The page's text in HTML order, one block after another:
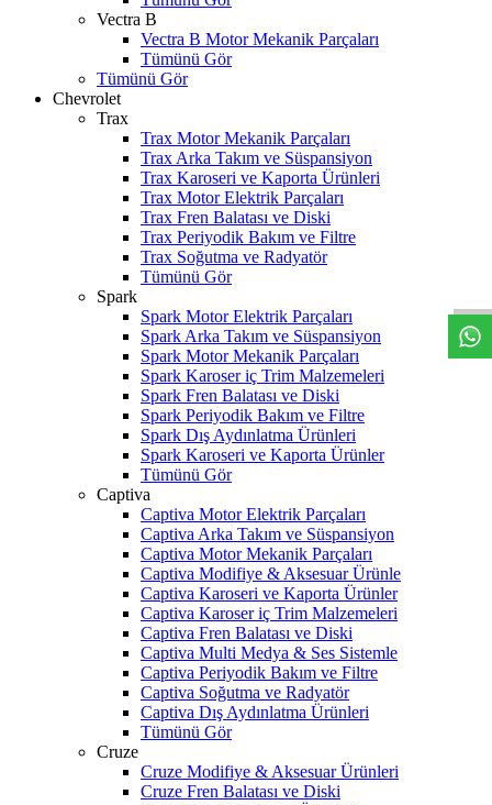
Vectra B
Vectra B Motor Mekanik Parçaları
Tümünü Gör
Tümünü Gör
Chevrolet
Trax
Trax Motor Mekanik Parçaları
Trax Arka Takım ve Süspansiyon
Trax Karoseri ve Kaporta Ürünleri
Trax Motor Elektrik Parçaları
Trax Fren Balatası ve Diski
Trax Periyodik Bakım ve Filtre
Trax Soğutma ve Radyatör
Tümünü Gör
Spark
Spark Motor Elektrik Parçaları
Spark Arka Takım ve Süspansiyon
Spark Motor Mekanik Parçaları
Spark Karoser iç Trim Malzemeleri
Spark Fren Balatası ve Diski
Spark Periyodik Bakım ve Filtre
Spark Dış Aydınlatma Ürünleri
Spark Karoseri ve Kaporta Ürünler
Tümünü Gör
Captiva
Captiva Motor Elektrik Parçaları
Captiva Arka Takım ve Süspansiyon
Captiva Motor Mekanik Parçaları
Captiva Modifiye & Aksesuar Ürünle
Captiva Karoseri ve Kaporta Ürünler
Captiva Karoser iç Trim Malzemeleri
Captiva Fren Balatası ve Diski
Captiva Multi Medya & Ses Sistemle
Captiva Periyodik Bakım ve Filtre
Captiva Soğutma ve Radyatör
Captiva Dış Aydınlatma Ürünleri
Tümünü Gör
Cruze
Cruze Modifiye & Aksesuar Ürünleri
Cruze Fren Balatası ve Diski